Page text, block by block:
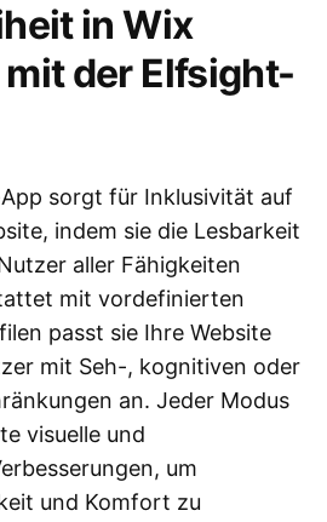
in Wix
der Elfsight-
sorgt für Inklusivität auf
indem sie die Lesbarkeit
aller Fähigkeiten
mit vordefinierten
passt sie Ihre Website
mit Seh-, kognitiven oder
an. Jeder Modus
visuelle und
um
und Komfort zu